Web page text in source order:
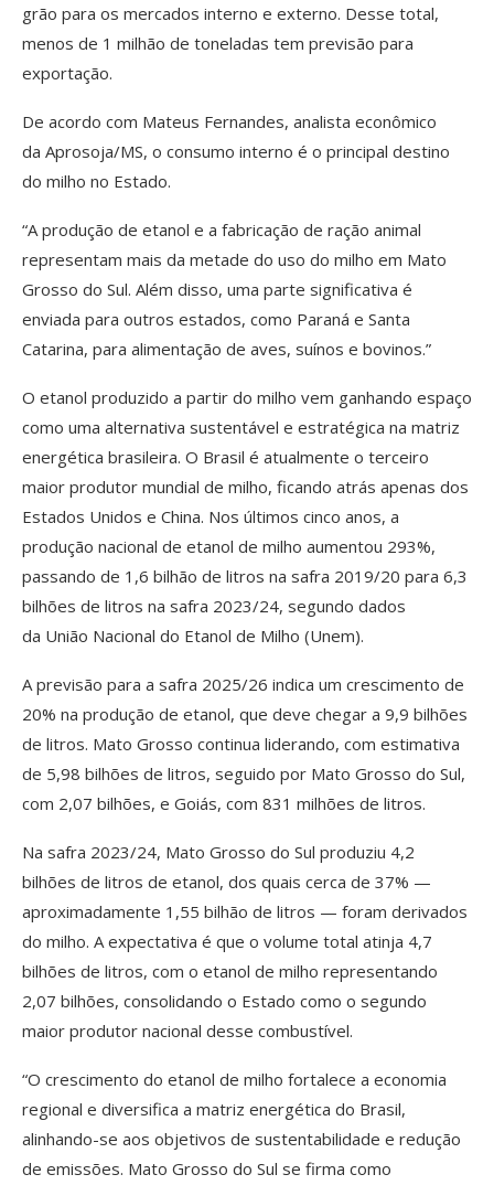
grão para os mercados interno e externo. Desse total,
menos de 1 milhão de toneladas tem previsão para
exportação.
De acordo com Mateus Fernandes, analista econômico
da Aprosoja/MS, o consumo interno é o principal destino
do milho no Estado.
“A produção de etanol e a fabricação de ração animal
representam mais da metade do uso do milho em Mato
Grosso do Sul. Além disso, uma parte significativa é
enviada para outros estados, como Paraná e Santa
Catarina, para alimentação de aves, suínos e bovinos.”
O etanol produzido a partir do milho vem ganhando espaço
como uma alternativa sustentável e estratégica na matriz
energética brasileira. O Brasil é atualmente o terceiro
maior produtor mundial de milho, ficando atrás apenas dos
Estados Unidos e China. Nos últimos cinco anos, a
produção nacional de etanol de milho aumentou 293%,
passando de 1,6 bilhão de litros na safra 2019/20 para 6,3
bilhões de litros na safra 2023/24, segundo dados
da União Nacional do Etanol de Milho (Unem).
A previsão para a safra 2025/26 indica um crescimento de
20% na produção de etanol, que deve chegar a 9,9 bilhões
de litros. Mato Grosso continua liderando, com estimativa
de 5,98 bilhões de litros, seguido por Mato Grosso do Sul,
com 2,07 bilhões, e Goiás, com 831 milhões de litros.
Na safra 2023/24, Mato Grosso do Sul produziu 4,2
bilhões de litros de etanol, dos quais cerca de 37% —
aproximadamente 1,55 bilhão de litros — foram derivados
do milho. A expectativa é que o volume total atinja 4,7
bilhões de litros, com o etanol de milho representando
2,07 bilhões, consolidando o Estado como o segundo
maior produtor nacional desse combustível.
“O crescimento do etanol de milho fortalece a economia
regional e diversifica a matriz energética do Brasil,
alinhando-se aos objetivos de sustentabilidade e redução
de emissões. Mato Grosso do Sul se firma como